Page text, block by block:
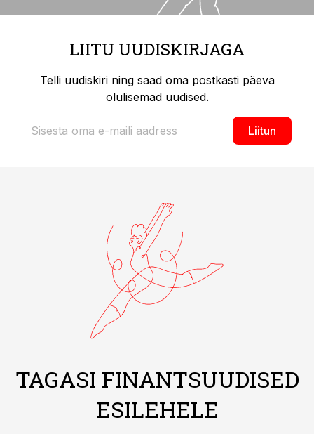
LIITU UUDISKIRJAGA
Telli uudiskiri ning saad oma postkasti päeva
olulisemad uudised.
Liitun
TAGASI FINANTSUUDISED
ESILEHELE